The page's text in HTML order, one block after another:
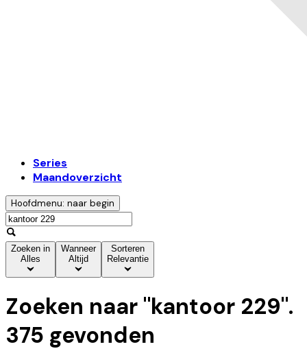
Series
Maandoverzicht
Hoofdmenu: naar begin
Zoeken in
Alles
Wanneer
Altijd
Sorteren
Relevantie
Zoeken naar "kantoor 229".
375 gevonden